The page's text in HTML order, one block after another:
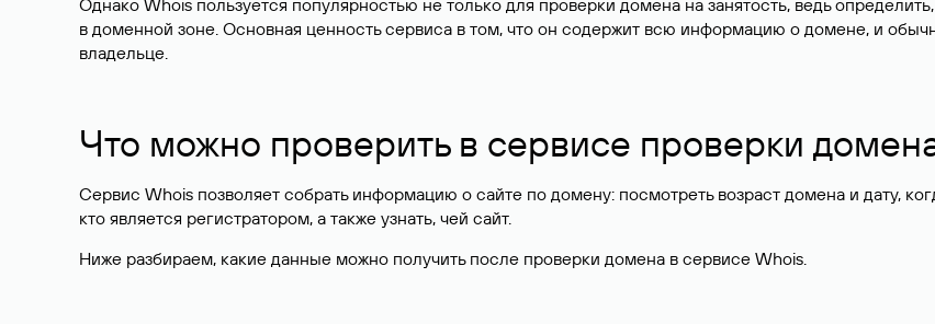
Однако Whois пользуется популярностью не только для проверки домена на занятость, ведь
в доменной зоне. Основная ценность сервиса в том, что он содержит всю информацию о домене, и
владельце.
Что можно проверить в сервисе проверки
Сервис Whois позволяет собрать информацию о сайте по домену: посмотреть возраст домена и дату,
кто является регистратором, а также узнать, чей сайт.
Ниже разбираем, какие данные можно получить после проверки домена в сервисе Whois.